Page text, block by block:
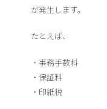
が発生します。
たとえば、
・事務手数料
・保証料
・印紙税